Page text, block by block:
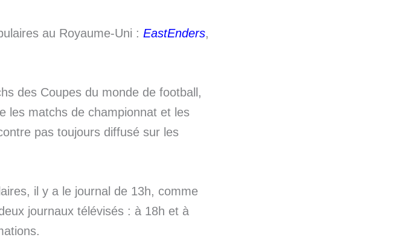
au Royaume-Uni : EastEnders,
des Coupes du monde de football,
les matchs de championnat et les
pas toujours diffusé sur les
il y a le journal de 13h, comme
journaux télévisés : à 18h et à